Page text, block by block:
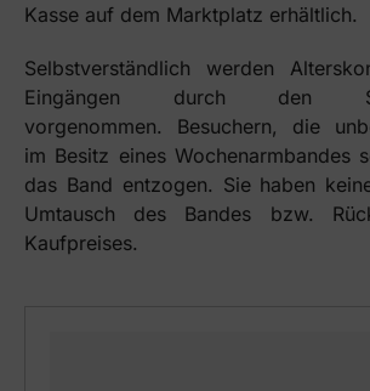
Kasse auf dem Marktplatz erhältlich.
Selbstverständlich werden
Eingängen durch den
vorgenommen. Besuchern, die
im Besitz eines Wochenarmbandes
das Band entzogen. Sie haben
Umtausch des Bandes bzw.
Kaufpreises.